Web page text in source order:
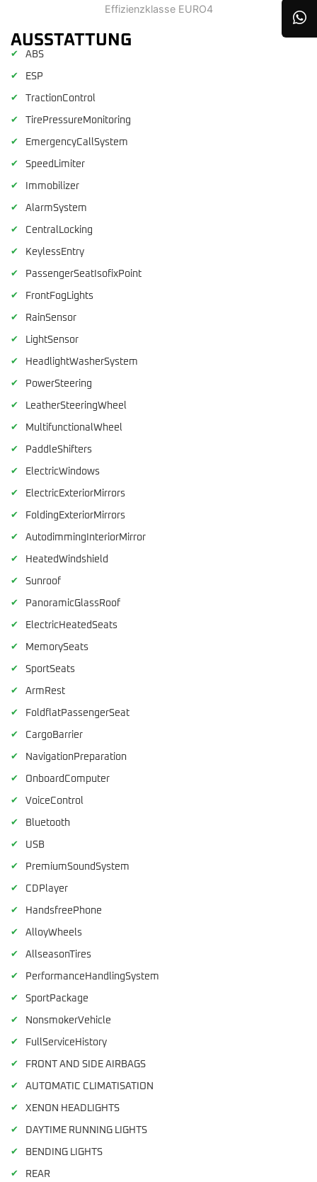
Effizienzklasse EURO4
AUSSTATTUNG
✔ ABS
✔ ESP
✔ TractionControl
✔ TirePressureMonitoring
✔ EmergencyCallSystem
✔ SpeedLimiter
✔ Immobilizer
✔ AlarmSystem
✔ CentralLocking
✔ KeylessEntry
✔ PassengerSeatIsofixPoint
✔ FrontFogLights
✔ RainSensor
✔ LightSensor
✔ HeadlightWasherSystem
✔ PowerSteering
✔ LeatherSteeringWheel
✔ MultifunctionalWheel
✔ PaddleShifters
✔ ElectricWindows
✔ ElectricExteriorMirrors
✔ FoldingExteriorMirrors
✔ AutodimmingInteriorMirror
✔ HeatedWindshield
✔ Sunroof
✔ PanoramicGlassRoof
✔ ElectricHeatedSeats
✔ MemorySeats
✔ SportSeats
✔ ArmRest
✔ FoldflatPassengerSeat
✔ CargoBarrier
✔ NavigationPreparation
✔ OnboardComputer
✔ VoiceControl
✔ Bluetooth
✔ USB
✔ PremiumSoundSystem
✔ CDPlayer
✔ HandsfreePhone
✔ AlloyWheels
✔ AllseasonTires
✔ PerformanceHandlingSystem
✔ SportPackage
✔ NonsmokerVehicle
✔ FullServiceHistory
✔ FRONT AND SIDE AIRBAGS
✔ AUTOMATIC CLIMATISATION
✔ XENON HEADLIGHTS
✔ DAYTIME RUNNING LIGHTS
✔ BENDING LIGHTS
✔ REAR